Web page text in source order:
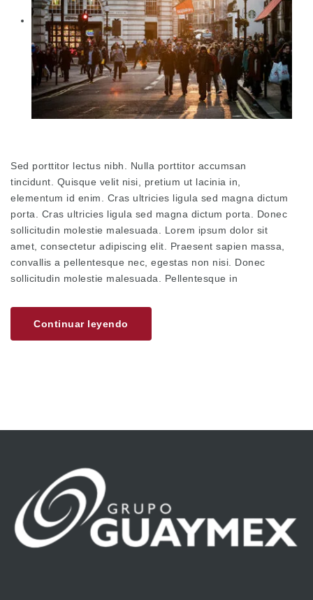
Sed porttitor lectus nibh. Nulla porttitor accumsan
tincidunt. Quisque velit nisi, pretium ut lacinia in,
elementum id enim. Cras ultricies ligula sed magna dictum
porta. Cras ultricies ligula sed magna dictum porta. Donec
sollicitudin molestie malesuada. Lorem ipsum dolor sit
amet, consectetur adipiscing elit. Praesent sapien massa,
convallis a pellentesque nec, egestas non nisi. Donec
sollicitudin molestie malesuada. Pellentesque in
Continuar leyendo